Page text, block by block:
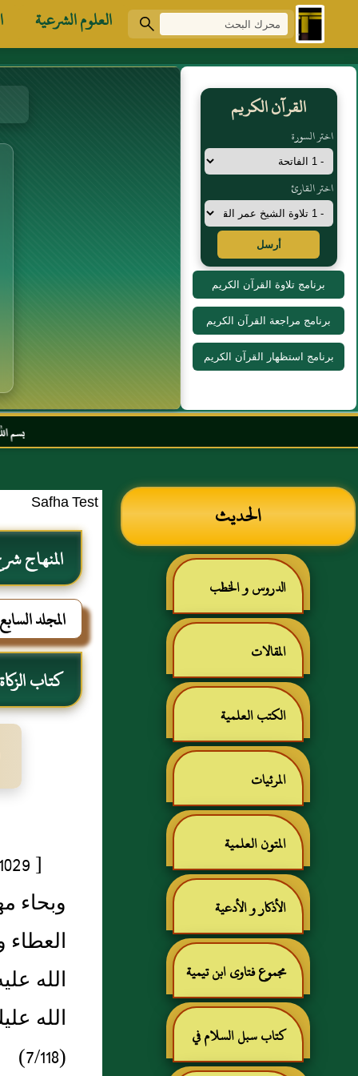
العلوم الشرعية
القرآن الكريم
اختر السورة
اختر القارئ
أرسل
برنامج تلاوة القرآن الكريم
برنامج مراجعة القرآن الكريم
برنامج استظهار القرآن الكريم
بسم الله الرحمن
الحديث
الدروس و الخطب
المقالات
الكتب العلمية
المرئيات
المتون العلمية
الأذكار و الأدعية
مجموع فتاوى ابن تيمية
كتاب سبل السلام في
Safha Test
المنهاج
المجلد السابع
كتاب الزكاة
وبحاء
الله
الله
(7/118)